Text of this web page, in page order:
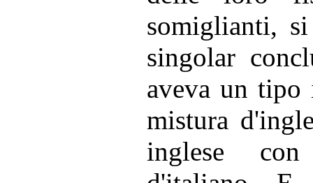
somiglianti,
singolar
aveva un tipo
mistura
inglese